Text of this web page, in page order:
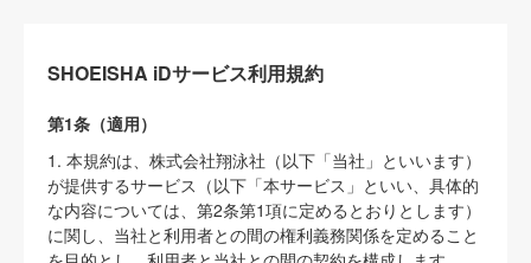
SHOEISHA iDサービス利用規約
第1条（適用）
1. 本規約は、株式会社翔泳社（以下「当社」といいます）
が提供するサービス（以下「本サービス」といい、具体的
な内容については、第2条第1項に定めるとおりとします）
に関し、当社と利用者との間の権利義務関係を定めること